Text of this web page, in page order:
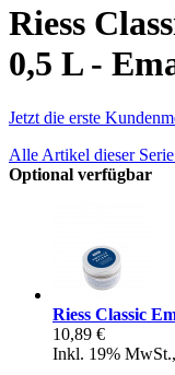
Riess
0,5 L -
Jetzt die erste
Alle Artikel dieser Serie
Optional verfügbar
Riess Classic
10,89 €
Inkl. 19% MwSt.,